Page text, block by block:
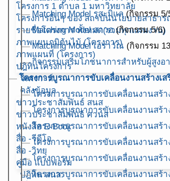
โครงการ 1 ตำบล 1 มหาวิทยาลัย
โครงการอื่นๆ ของ สถาบันนโยบายสาธา
รายชื่อโครงการ ทั้งหมด(รวมทุกแผนงาน)
ภาพแผนภูมิต้นไม้ (โครงการ)
ภาพแผนที่ (โครงการ)
ปฎิทินโครงการ
วิเคราะห์
คลังข้อมูล
ข่าวประชาสัมพันธ์ สนส
ข่าวประชาสัมพันธ์ ศวนส
หนังสือ E-Book
สื่อ -วีดีโอ
สื่อ -วิทยุ
คู่มือ แบบฟอร์ม
ปฎิทิน สนส.
Matching Model รูสะมิแล(กิจกรรม 5/
Matching Model สาวอ(กิจกรรม 5/6)
Matching Model เอราวัณ (กิจกรรม
กิจกรรมเสริมโภชนาการสำหรับผู้สูงอ
โครงการบูรณาการขับเคลื่อนงานสร้าง
โครงการบูรณาการขับเคลื่อนงานสร้า
โครงการบูรณาการขับเคลื่อนงานสร้า
โครงการบูรณาการขับเคลื่อนงานสร้า
โครงการบูรณาการขับเคลื่อนงานสร้า
โครงการบูรณาการขับเคลื่อนงานสร้า
โครงการบูรณาการขับเคลื่อนงานสร้า